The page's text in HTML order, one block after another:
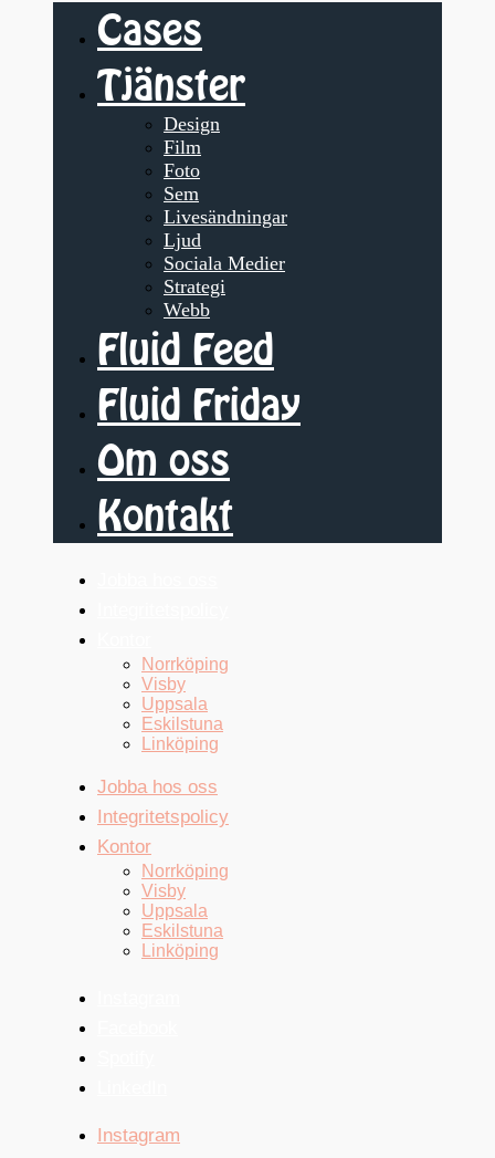
Cases
Tjänster
Design
Film
Foto
Sem
Livesändningar
Ljud
Sociala Medier
Strategi
Webb
Fluid Feed
Fluid Friday
Om oss
Kontakt
Norrköping
Visby
Uppsala
Eskilstuna
Linköping
Jobba hos oss
Integritetspolicy
Kontor
Norrköping
Visby
Uppsala
Eskilstuna
Linköping
Instagram